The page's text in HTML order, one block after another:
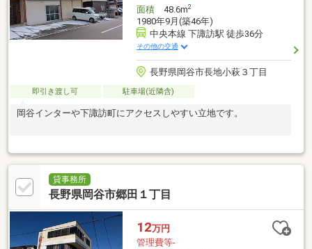
面積48.6m2
1980年9月(築46年)
中央本線 下諏訪駅 徒歩36分
その他の交通
長野県岡谷市長地小萩３丁目
即引き渡し可 駐車場(近隣含)
岡谷インターや下諏訪町にアクセスしやすい立地です。
貸事務所
長野県岡谷市郷田１丁目
12万円
管理費等-